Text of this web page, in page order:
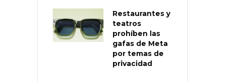
Restaurantes y
teatros
prohíben las
gafas de Meta
por temas de
privacidad